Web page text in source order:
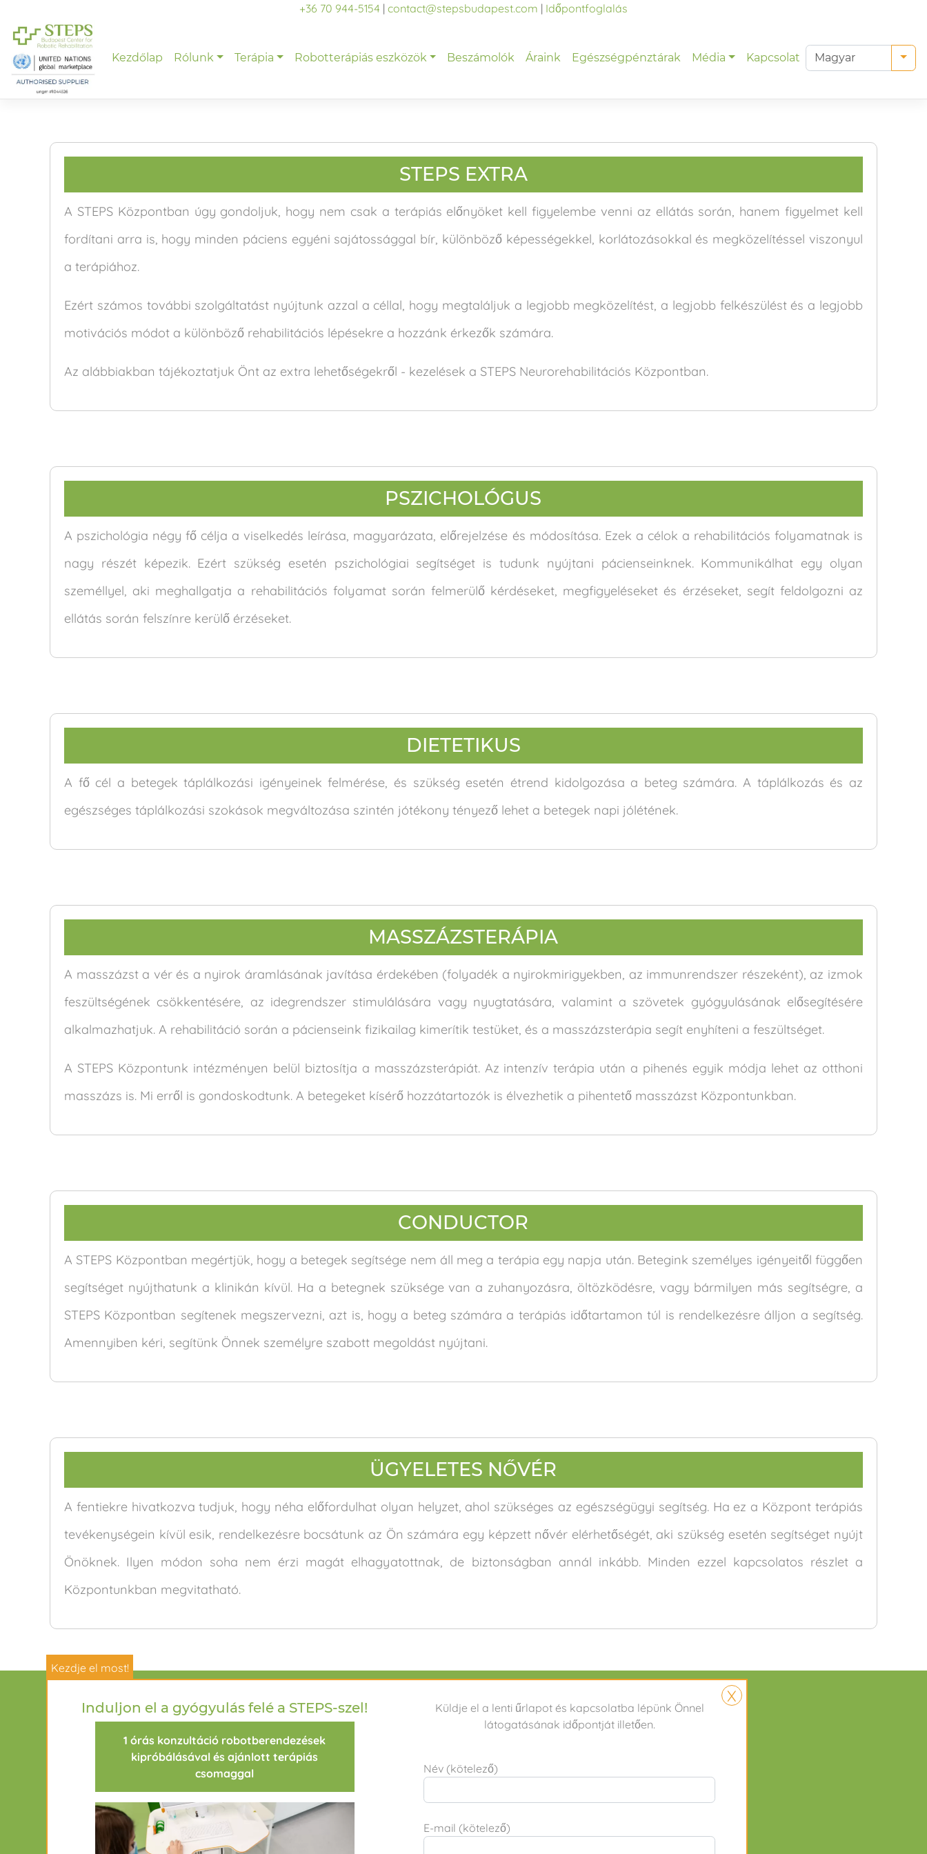
content
+36 70 944-5154 | contact@stepsbudapest.com | Időpontfoglalás
Kezdőlap Rólunk Terápia Robotterápiás eszközök Beszámolók Áraink Egészségpénztárak Média Kapcsolat
STEPS EXTRA
A STEPS Központban úgy gondoljuk, hogy nem csak a terápiás előnyöket kell figyelembe venni az ellátás során, hanem figyelmet kell
fordítani arra is, hogy minden páciens egyéni sajátossággal bír, különböző képességekkel, korlátozásokkal és megközelítéssel viszonyul
a terápiához.
Ezért számos további szolgáltatást nyújtunk azzal a céllal, hogy megtaláljuk a legjobb megközelítést, a legjobb felkészülést és a legjobb
motivációs módot a különböző rehabilitációs lépésekre a hozzánk érkezők számára.
Az alábbiakban tájékoztatjuk Önt az extra lehetőségekről - kezelések a STEPS Neurorehabilitációs Központban.
PSZICHOLÓGUS
A pszichológia négy fő célja a viselkedés leírása, magyarázata, előrejelzése és módosítása. Ezek a célok a rehabilitációs folyamatnak is
nagy részét képezik. Ezért szükség esetén pszichológiai segítséget is tudunk nyújtani pácienseinknek. Kommunikálhat egy olyan
személlyel, aki meghallgatja a rehabilitációs folyamat során felmerülő kérdéseket, megfigyeléseket és érzéseket, segít feldolgozni az
ellátás során felszínre kerülő érzéseket.
DIETETIKUS
A fő cél a betegek táplálkozási igényeinek felmérése, és szükség esetén étrend kidolgozása a beteg számára. A táplálkozás és az
egészséges táplálkozási szokások megváltozása szintén jótékony tényező lehet a betegek napi jólétének.
MASSZÁZSTERÁPIA
A masszázst a vér és a nyirok áramlásának javítása érdekében (folyadék a nyirokmirigyekben, az immunrendszer részeként), az izmok
feszültségének csökkentésére, az idegrendszer stimulálására vagy nyugtatására, valamint a szövetek gyógyulásának elősegítésére
alkalmazhatjuk. A rehabilitáció során a pácienseink fizikailag kimerítik testüket, és a masszázsterápia segít enyhíteni a feszültséget.
A STEPS Központunk intézményen belül biztosítja a masszázsterápiát. Az intenzív terápia után a pihenés egyik módja lehet az otthoni
masszázs is. Mi erről is gondoskodtunk. A betegeket kísérő hozzátartozók is élvezhetik a pihentető masszázst Központunkban.
CONDUCTOR
A STEPS Központban megértjük, hogy a betegek segítsége nem áll meg a terápia egy napja után. Betegink személyes igényeitől függően
segítséget nyújthatunk a klinikán kívül. Ha a betegnek szüksége van a zuhanyozásra, öltözködésre, vagy bármilyen más segítségre, a
STEPS Központban segítenek megszervezni, azt is, hogy a beteg számára a terápiás időtartamon túl is rendelkezésre álljon a segítség.
Amennyiben kéri, segítünk Önnek személyre szabott megoldást nyújtani.
ÜGYELETES NŐVÉR
A fentiekre hivatkozva tudjuk, hogy néha előfordulhat olyan helyzet, ahol szükséges az egészségügyi segítség. Ha ez a Központ terápiás
tevékenységein kívül esik, rendelkezésre bocsátunk az Ön számára egy képzett nővér elérhetőségét, aki szükség esetén segítséget nyújt
Önöknek. Ilyen módon soha nem érzi magát elhagyatottnak, de biztonságban annál inkább. Minden ezzel kapcsolatos részlet a
Központunkban megvitatható.
Partnereink
Kezdje el most!
X
Induljon el a gyógyulás felé a STEPS-szel!
1 órás konzultáció robotberendezések
kipróbálásával és ajánlott terápiás
csomaggal
Küldje el a lenti űrlapot és kapcsolatba lépünk Önnel
látogatásának időpontját illetően.
Név (kötelező)
E-mail (kötelező)